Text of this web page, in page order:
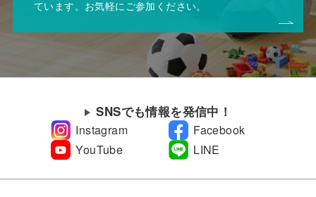
ています。お気軽にご参加ください。
SNSでも情報を発信中！
Instagram
Facebook
YouTube
LINE